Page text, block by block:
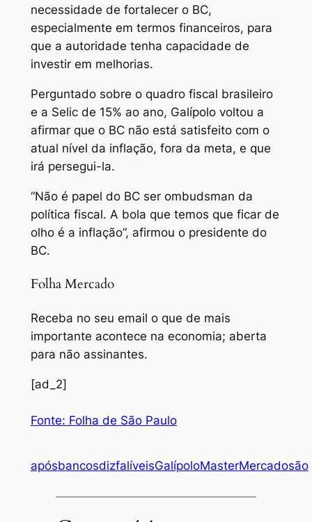
necessidade de fortalecer o BC,
especialmente em termos financeiros, para
que a autoridade tenha capacidade de
investir em melhorias.
Perguntado sobre o quadro fiscal brasileiro
e a Selic de 15% ao ano, Galípolo voltou a
afirmar que o BC não está satisfeito com o
atual nível da inflação, fora da meta, e que
irá persegui-la.
“Não é papel do BC ser ombudsman da
política fiscal. A bola que temos que ficar de
olho é a inflação”, afirmou o presidente do
BC.
Folha Mercado
Receba no seu email o que de mais
importante acontece na economia; aberta
para não assinantes.
[ad_2]
Fonte: Folha de São Paulo
apósbancosdizfalíveisGalípoloMasterMercadosão